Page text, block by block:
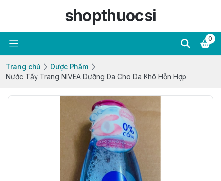
shopthuocsi
0
Trang chủ
Dược Phẩm
Nước Tẩy Trang NIVEA Dưỡng Da Cho Da Khô Hỗn Hợp